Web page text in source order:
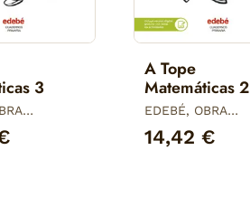
3
A Tope
Matemáticas 2
EDEBÉ, OBRA
14,42 €